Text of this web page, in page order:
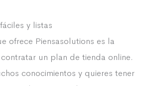
y listas
ofrece Piensasolutions es la
un plan de tienda online.
conocimientos y quieres tener